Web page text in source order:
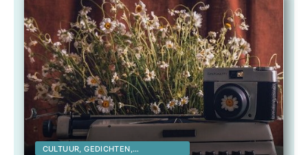
CULTUUR, GEDICHTEN,